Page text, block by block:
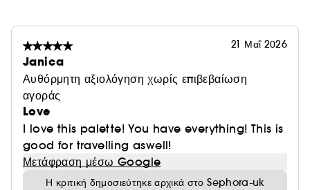
21 Μαΐ 2026
Janica
Αυθόρμητη αξιολόγηση χωρίς επιβεβαίωση
αγοράς
Love
I love this palette! You have everything! This is
good for travelling aswell!
Μετάφραση μέσω Google
Η κριτική δημοσιεύτηκε αρχικά στο Sephora-uk